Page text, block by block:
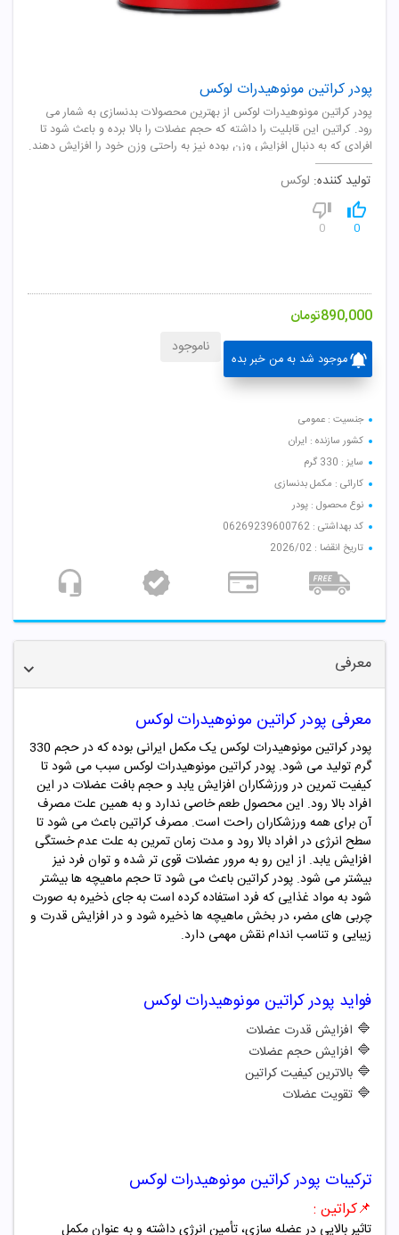
پودر کراتین مونوهیدرات لوکس
پودر کراتین مونوهیدرات لوکس از بهترین محصولات بدنسازی به شمار می
رود. کراتین این قابلیت را داشته که حجم عضلات را بالا برده و باعث شود تا
افرادی که به دنبال افزایش وزن بوده نیز به راحتی وزن خود را افزایش دهند.
تولید کننده: لوکس
0
0
890,000تومان
موجود شد به من خبر بده
ناموجود
جنسیت : عمومی
کشور سازنده : ایران
سایز : 330 گرم
کارائی : مکمل بدنسازی
نوع محصول : پودر
کد بهداشتی : 06269239600762
تاریخ انقضا : 2026/02
معرفی
معرفی پودر کراتین مونوهیدرات لوکس
پودر کراتین مونوهیدرات لوکس یک مکمل ایرانی بوده که در حجم 330
گرم تولید می شود. پودر کراتین مونوهیدرات لوکس سبب می شود تا
کیفیت تمرین در ورزشکاران افزایش یابد و حجم بافت عضلات در این
افراد بالا رود. این محصول طعم خاصی ندارد و به همین علت مصرف
آن برای همه ورزشکاران راحت است. مصرف کراتین باعث می شود تا
سطح انرژی در افراد بالا رود و مدت زمان تمرین به علت عدم خستگی
افزایش یابد. از این رو به مرور عضلات قوی تر شده و توان فرد نیز
بیشتر می شود. پودر کراتین باعث می شود تا حجم ماهیچه ها بیشتر
شود به مواد غذایی که فرد استفاده کرده است به جای ذخیره به صورت
چربی های مضر، در بخش ماهیچه ها ذخیره شود و در افزایش قدرت و
زیبایی و تناسب اندام نقش مهمی دارد.
فواید پودر کراتین مونوهیدرات لوکس
🔷 افزایش قدرت عضلات
🔷 افزایش حجم عضلات
🔷 بالاترین کیفیت کراتین
🔷 تقویت عضلات
ترکیبات پودر کراتین مونوهیدرات لوکس
📌کراتین :
تاثیر بالایی در عضله سازی، تأمین انرژی داشته و به عنوان مکمل